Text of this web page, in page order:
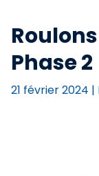
Phase 2
21 février 2024 |